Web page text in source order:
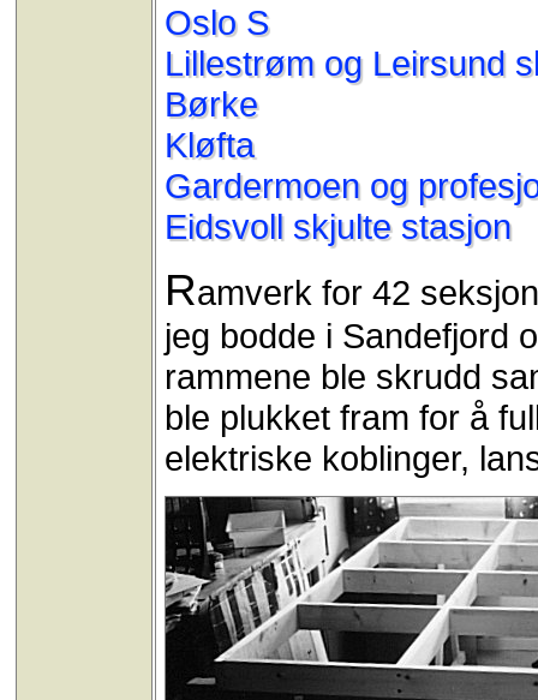
Oslo S
Lillestrøm og Leirsund
Børke
Kløfta
Gardermoen og
Eidsvoll skjulte stasjon
Ramverk for 42
jeg bodde i Sandefjord
rammene ble skrudd
ble plukket fram for å
elektriske koblinger,